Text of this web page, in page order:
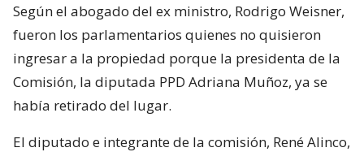
Según el abogado del ex ministro, Rodrigo Weisner,
fueron los parlamentarios quienes no quisieron
ingresar a la propiedad porque la presidenta de la
Comisión, la diputada PPD Adriana Muñoz, ya se
había retirado del lugar.
El diputado e integrante de la comisión, René Alinco,